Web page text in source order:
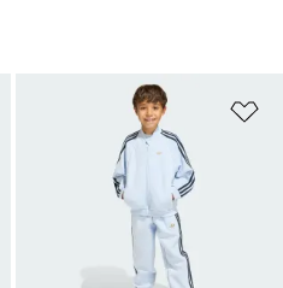
Añadir a la lista de deseos